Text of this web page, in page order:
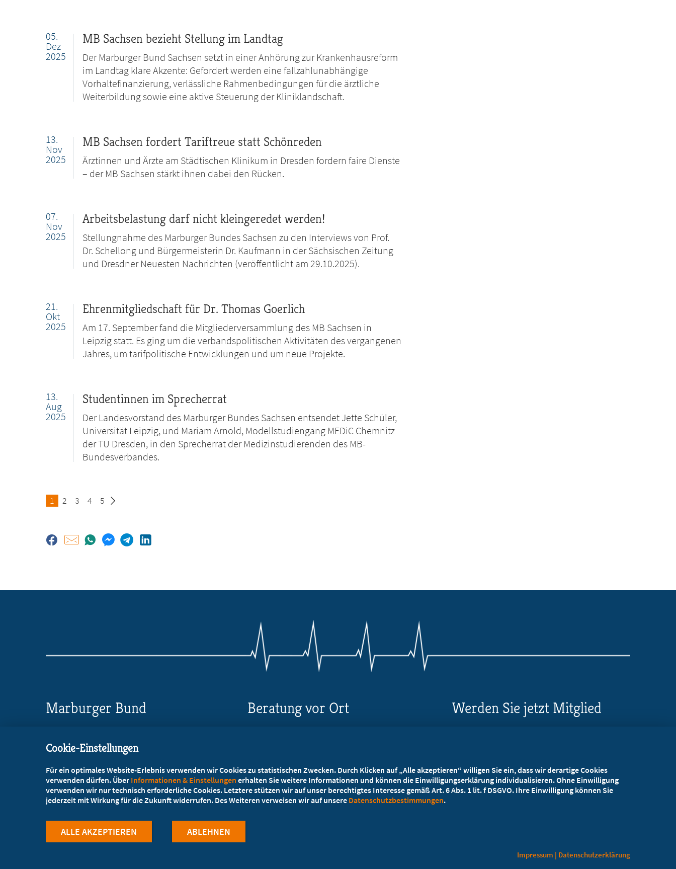
05.
Dez
2025
MB Sachsen bezieht Stellung im Landtag
Der Marburger Bund Sachsen setzt in einer Anhörung zur Krankenhausreform
im Landtag klare Akzente: Gefordert werden eine fallzahlunabhängige
Vorhaltefinanzierung, verlässliche Rahmenbedingungen für die ärztliche
Weiterbildung sowie eine aktive Steuerung der Kliniklandschaft.
13.
Nov
2025
MB Sachsen fordert Tariftreue statt Schönreden
Ärztinnen und Ärzte am Städtischen Klinikum in Dresden fordern faire Dienste
– der MB Sachsen stärkt ihnen dabei den Rücken.
07.
Nov
2025
Arbeitsbelastung darf nicht kleingeredet werden!
Stellungnahme des Marburger Bundes Sachsen zu den Interviews von Prof.
Dr. Schellong und Bürgermeisterin Dr. Kaufmann in der Sächsischen Zeitung
und Dresdner Neuesten Nachrichten (veröffentlicht am 29.10.2025).
21.
Okt
2025
Ehrenmitgliedschaft für Dr. Thomas Goerlich
Am 17. September fand die Mitgliederversammlung des MB Sachsen in
Leipzig statt. Es ging um die verbandspolitischen Aktivitäten des vergangenen
Jahres, um tarifpolitische Entwicklungen und um neue Projekte.
13.
Aug
2025
Studentinnen im Sprecherrat
Der Landesvorstand des Marburger Bundes Sachsen entsendet Jette Schüler,
Universität Leipzig, und Mariam Arnold, Modellstudiengang MEDiC Chemnitz
der TU Dresden, in den Sprecherrat der Medizinstudierenden des MB-
Bundesverbandes.
Seite
1 Seite
2 Seite
3 Seite
4 Seite
5
Marburger Bund
Glacisstraße 2, 01099 Dresden
+49 351 47554-20
+49 351 47554-25
Beratung vor Ort Werden Sie jetzt Mitglied
Kostenlos für Studierende
Cookie-Einstellungen
Für ein optimales Website-Erlebnis verwenden wir Cookies zu statistischen Zwecken. Durch Klicken auf „Alle akzeptieren“ willigen Sie ein, dass wir derartige Cookies
verwenden dürfen. Über Informationen & Einstellungen erhalten Sie weitere Informationen und können die Einwilligungserklärung individualisieren. Ohne Einwilligung
verwenden wir nur technisch erforderliche Cookies. Letztere stützen wir auf unser berechtigtes Interesse gemäß Art. 6 Abs. 1 lit. f DSGVO. Ihre Einwilligung können Sie
jederzeit mit Wirkung für die Zukunft widerrufen. Des Weiteren verweisen wir auf unsere Datenschutzbestimmungen.
ABLEHNEN
ALLE AKZEPTIEREN
Impressum | Datenschutzerklärung